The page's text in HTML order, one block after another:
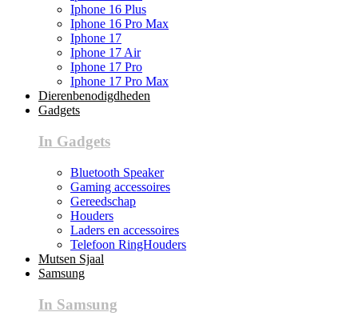
Iphone 16 Plus
Iphone 16 Pro Max
Iphone 17
Iphone 17 Air
Iphone 17 Pro
Iphone 17 Pro Max
Dierenbenodigdheden
Gadgets
In Gadgets
Bluetooth Speaker
Gaming accessoires
Gereedschap
Houders
Laders en accessoires
Telefoon RingHouders
Mutsen Sjaal
Samsung
In Samsung